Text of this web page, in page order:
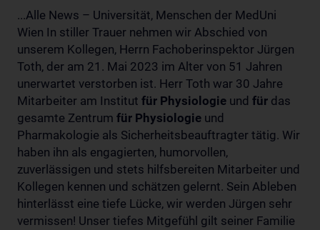
...Alle News – Universität, Menschen der MedUni
Wien In stiller Trauer nehmen wir Abschied von
unserem Kollegen, Herrn Fachoberinspektor Jürgen
Toth, der am 21. Mai 2023 im Alter von 51 Jahren
unerwartet verstorben ist. Herr Toth war 30 Jahre
Mitarbeiter am Institut für Physiologie und für das
gesamte Zentrum für Physiologie und
Pharmakologie als Sicherheitsbeauftragter tätig. Wir
haben ihn als engagierten, humorvollen,
zuverlässigen und stets hilfsbereiten Mitarbeiter und
Kollegen kennen und schätzen gelernt. Sein Ableben
hinterlässt eine tiefe Lücke, wir werden Jürgen sehr
vermissen! Unser tiefes Mitgefühl gilt seiner Familie